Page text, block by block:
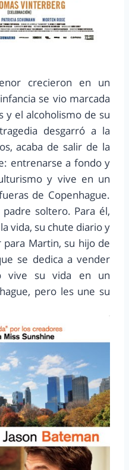
crecieron en un
se vio marcada
y el alcoholismo de su
desgarró a la
acaba de salir de la
entrenarse a fondo y
y vive en un
de Copenhague.
soltero. Para él,
vida, su chute diario y
Martin, su hijo de
se dedica a vender
vive su vida en un
pero les une su